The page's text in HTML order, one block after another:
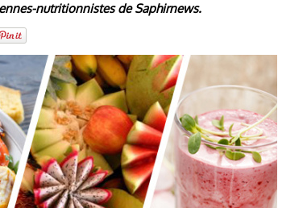
nutritionnistes de Saphirnews.